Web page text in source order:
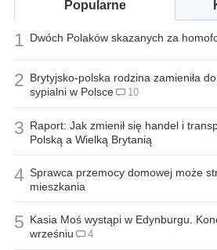
Popularne
1 Dwóch Polaków skazanych za
2 Brytyjsko-polska rodzina zamieniła
sypialni w Polsce
10
3 Raport: Jak zmienił się handel i
Polską a Wielką Brytanią
4 Sprawca przemocy domowej może
mieszkania
5 Kasia Moś wystąpi w Edynburgu.
wrześniu
4